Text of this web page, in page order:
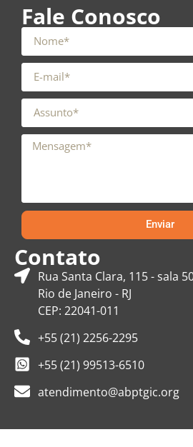
Fale Conosco
Enviar
Contato
Rua Santa Clara, 115 - sala
Rio de Janeiro - RJ
CEP: 22041-011
+55 (21) 2256-2295
+55 (21) 99513-6510
atendimento@abptgic.org